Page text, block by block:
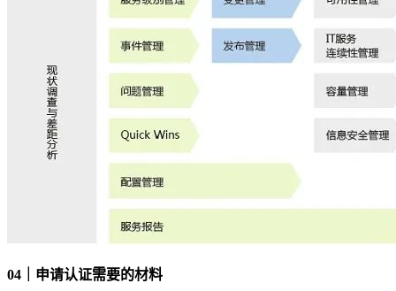
04｜申请认证需要的材料